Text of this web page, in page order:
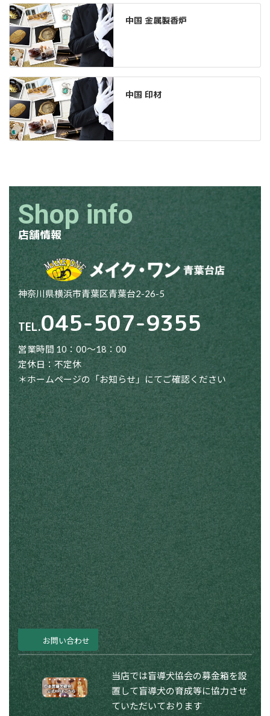
中国 金属製香炉
中国 印材
Shop info
店舗情報
神奈川県横浜市青葉区青葉台2-26-5
TEL.045-507-9355
営業時間 10：00～18：00
定休日：不定休
＊ホームページの「お知らせ」にてご確認ください
お問い合わせ
当店では盲導犬協会の募金箱を設
置して盲導犬の育成等に協力させ
ていただいております